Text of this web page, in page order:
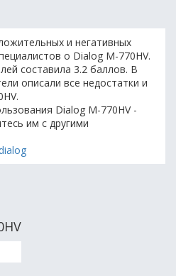
и негативных
о Dialog M-770HV.
составила 3.2 баллов. В
описали все недостатки и
Dialog M-770HV -
им с другими